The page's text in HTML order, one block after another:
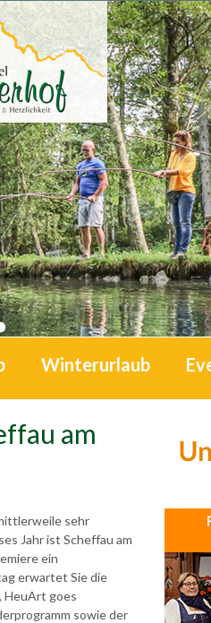
Winterurlaub
am
sehr
Jahr ist Scheffau am
ein
erwartet Sie die
HeuArt goes
sowie der